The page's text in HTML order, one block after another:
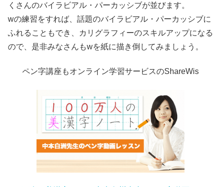
くさんのバイラビアル・パーカッシブが並びます。
wの練習をすれば、話題のバイラビアル・パーカッシブに
ふれることもでき、カリグラフィーのスキルアップになる
ので、是非みなさんもwを紙に描き倒してみましょう。
ペン字講座もオンライン学習サービスのShareWis